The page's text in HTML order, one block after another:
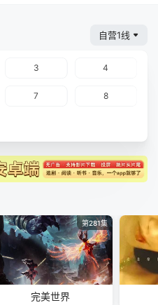
自营1线
3 4
7 8
第281集
完美世界